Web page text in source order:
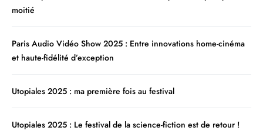
moitié
Paris Audio Vidéo Show 2025 : Entre innovations home-cinéma
et haute-fidélité d’exception
Utopiales 2025 : ma première fois au festival
Utopiales 2025 : Le festival de la science-fiction est de retour !